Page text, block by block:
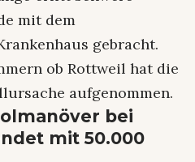
mit dem
gebracht.
ob Rottweil hat die
aufgenommen.
bei
mit 50.000